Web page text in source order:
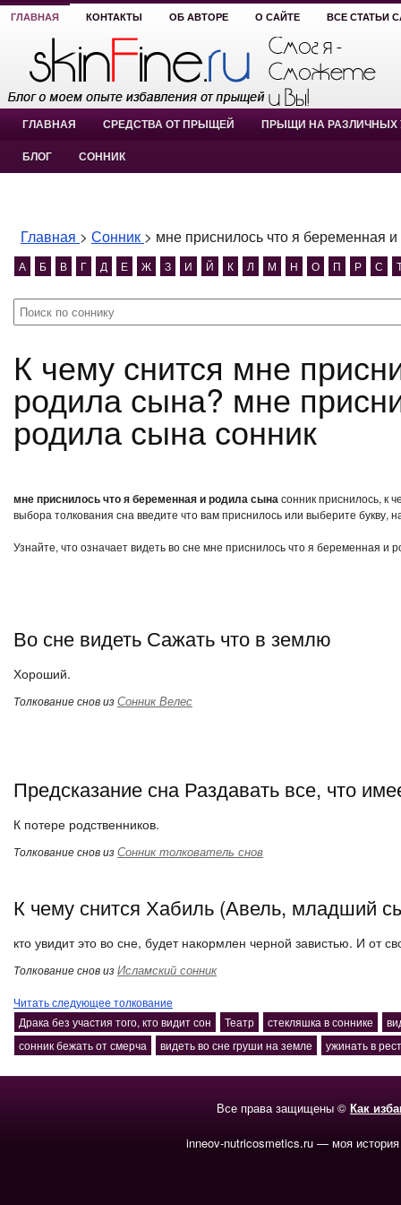
ГЛАВНАЯ КОНТАКТЫ ОБ АВТОРЕ О САЙТЕ ВСЕ СТАТЬИ
ГЛАВНАЯ СРЕДСТВА ОТ ПРЫЩЕЙ ПРЫЩИ НА РАЗЛИЧНЫХ
БЛОГ СОННИК
Главная > Сонник > мне приснилось что я беременная
А Б В Г Д Е Ж З И Й К Л М Н О П Р С
К чему снится мне приснилось что я беременная и
родила сына? мне
родила сына сонник
мне приснилось что я беременная и родила сынасонник приснилось, к
выбора толкования сна введите что вам приснилось или выберите букву,
Узнайте, что означает видеть во сне мне приснилось что я беременная
Во сне видеть Сажать что в землю
Хороший.
Толкование снов изСонник Велес
Предсказание сна Раздавать все, что
К потере родственников.
Толкование снов изСонник толкователь снов
К чему снится Хабиль (Авель, младший
кто увидит это во сне, будет накормлен черной завистью. И от
Толкование снов изИсламский сонник
Читать следующее толкование
Драка без участия того, кто видит сон
Театр стекляшка в соннике
сонник бежать от смерча
видеть во сне груши на земле ужинать в
Все права защищены © Как
inneov-nutricosmetics.ru — моя